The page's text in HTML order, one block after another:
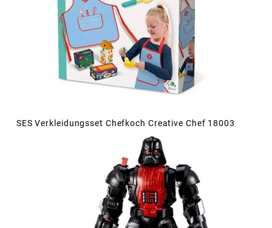
SES Verkleidungsset Chefkoch Creative Chef 18003